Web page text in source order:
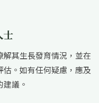
士
其生長發育情況，並在
。如有任何疑慮，應及
議。